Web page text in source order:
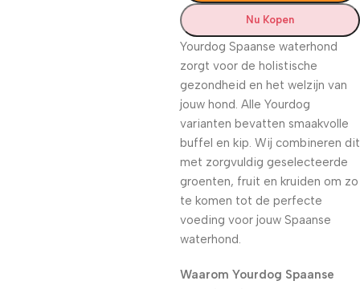
Nu Kopen
Yourdog Spaanse waterhond
zorgt voor de holistische
gezondheid en het welzijn van
jouw hond. Alle Yourdog
varianten bevatten smaakvolle
buffel en kip. Wij combineren dit
met zorgvuldig geselecteerde
groenten, fruit en kruiden om zo
te komen tot de perfecte
voeding voor jouw Spaanse
waterhond.
Waarom Yourdog Spaanse